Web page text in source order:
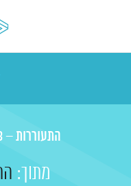
התעוררות – 31.12.23 – מאשאפ 2023 חלק ג'
מתוך: